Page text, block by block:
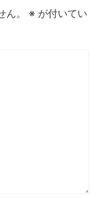
。 ※ が付いてい